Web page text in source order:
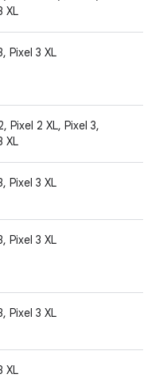
XL
Pixel 3 XL
Pixel 2 XL, Pixel 3,
XL
Pixel 3 XL
Pixel 3 XL
Pixel 3 XL
XL